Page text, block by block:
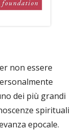
non essere
dei più grandi
spirituali
epocale.